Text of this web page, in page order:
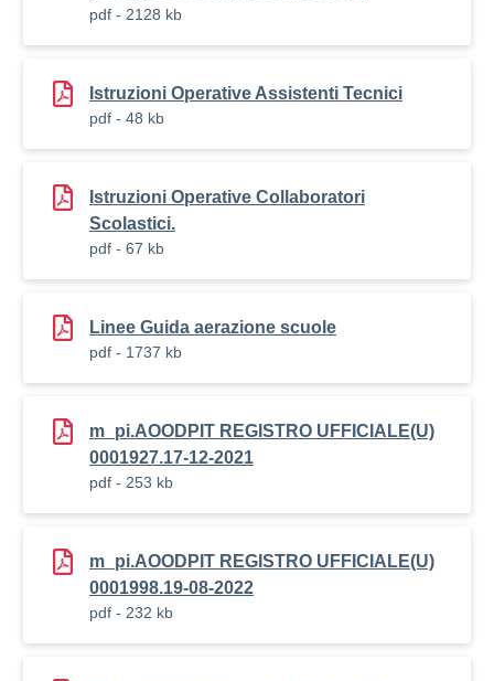
pdf - 2128 kb
Istruzioni Operative Assistenti Tecnici
pdf - 48 kb
Istruzioni Operative Collaboratori
Scolastici.
pdf - 67 kb
Linee Guida aerazione scuole
pdf - 1737 kb
m_pi.AOODPIT REGISTRO UFFICIALE(U)
0001927.17-12-2021
pdf - 253 kb
m_pi.AOODPIT REGISTRO UFFICIALE(U)
0001998.19-08-2022
pdf - 232 kb